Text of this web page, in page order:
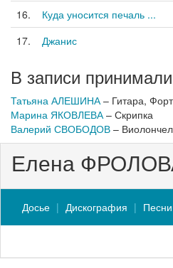
16.
Куда уносится печаль ...
17.
Джанис
В записи
Татьяна АЛЕШИНА– Гитара,
Марина ЯКОВЛЕВА– Скрипка
Валерий СВОБОДОВ –
Елена
Досье Дискография Песни